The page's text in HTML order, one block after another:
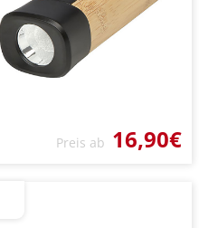
Preis ab 16,90€